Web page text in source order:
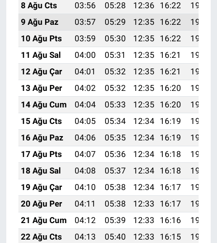
8 Ağu Cts
03:56 05:28 12:36 16:22
19:33
9 Ağu Paz
03:57 05:29 12:35 16:22
19:32
10 Ağu Pts
03:59 05:30 12:35 16:22
19:31
11 Ağu Sal
04:00 05:31 12:35 16:21
19:30
12 Ağu Çar
04:01 05:32 12:35 16:21
19:28
13 Ağu Per
04:02 05:32 12:35 16:20
19:27
14 Ağu Cum
04:04 05:33 12:35 16:20
19:26
15 Ağu Cts
04:05 05:34 12:34 16:19
19:25
16 Ağu Paz
04:06 05:35 12:34 16:19
19:24
17 Ağu Pts
04:07 05:36 12:34 16:18
19:22
18 Ağu Sal
04:08 05:37 12:34 16:18
19:21
19 Ağu Çar
04:10 05:38 12:34 16:17
19:20
20 Ağu Per
04:11 05:38 12:33 16:17
19:18
21 Ağu Cum
04:12 05:39 12:33 16:16
19:17
22 Ağu Cts
04:13 05:40 12:33 16:15
19:16